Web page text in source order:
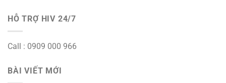
HỖ TRỢ HIV 24/7
Call : 0909 000 966
BÀI VIẾT MỚI